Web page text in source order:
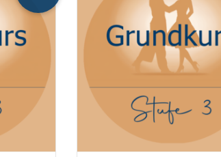
weist
mehrere
Varianten
Optionen
können